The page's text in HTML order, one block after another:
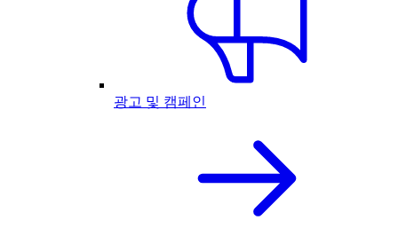
광고 및 캠페인